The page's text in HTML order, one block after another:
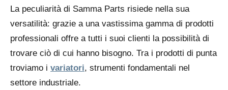
La peculiarità di Samma Parts risiede nella sua
versatilità: grazie a una vastissima gamma di prodotti
professionali offre a tutti i suoi clienti la possibilità di
trovare ciò di cui hanno bisogno. Tra i prodotti di punta
troviamo i variatori, strumenti fondamentali nel
settore industriale.